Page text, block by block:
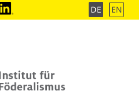
DE EN